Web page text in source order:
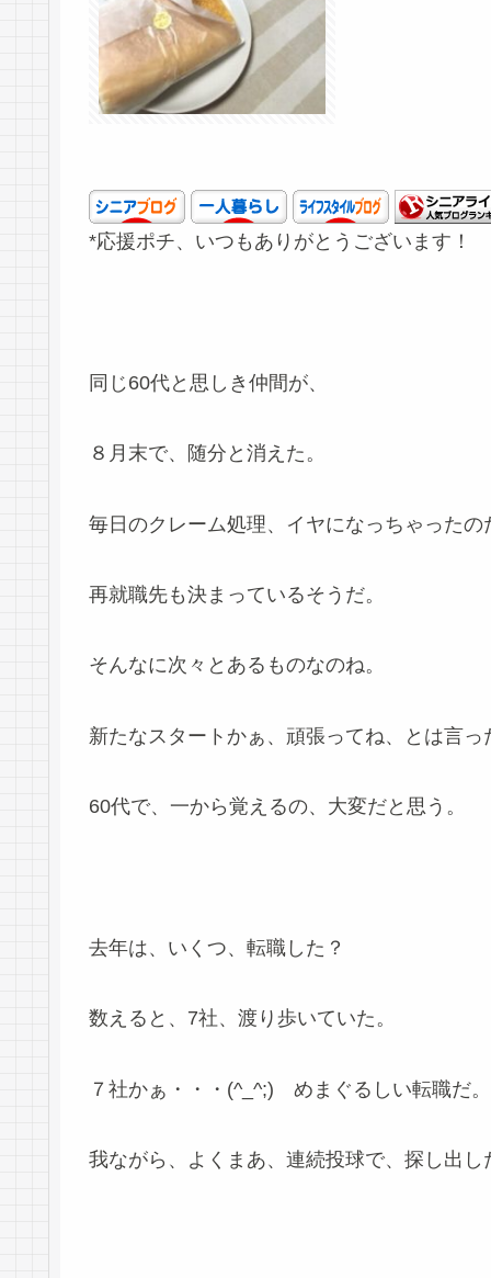
*応援ポチ、いつもありがとうございます！
同じ60代と思しき仲間が、
８月末で、随分と消えた。
毎日のクレーム処理、イヤになっちゃったの
再就職先も決まっているそうだ。
そんなに次々とあるものなのね。
新たなスタートかぁ、頑張ってね、とは言っ
60代で、一から覚えるの、大変だと思う。
去年は、いくつ、転職した？
数えると、7社、渡り歩いていた。
７社かぁ・・・(^_^;) めまぐるしい転職だ。
我ながら、よくまあ、連続投球で、探し出し